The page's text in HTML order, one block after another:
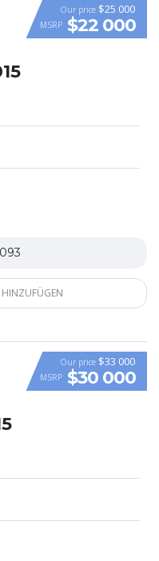
VIDEO
Our price $25 000
MSRP $22 000
HINZUFÜGEN
VIDEO
Our price $33 000
MSRP $30 000